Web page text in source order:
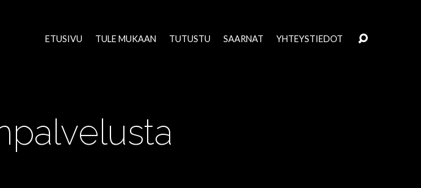
ETUSIVU TULE MUKAAN TUTUSTU SAARNAT YHTEYSTIEDOT